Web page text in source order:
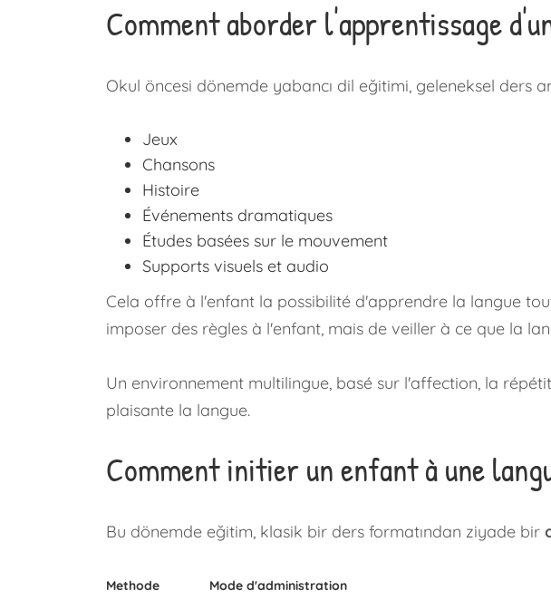
Comment aborder l'apprentissage
Okul öncesi dönemde yabancı dil eğitimi, geleneksel ders
Jeux
Chansons
Histoire
Événements dramatiques
Études basées sur le mouvement
Supports visuels et audio
Cela offre à l'enfant la possibilité d'apprendre la langue
imposer des règles à l'enfant, mais de veiller à ce que la
Un environnement multilingue, basé sur l'affection, la
plaisante la langue.
Comment initier un enfant à une
Bu dönemde eğitim, klasik bir ders formatından ziyade bir
Methode Mode d'administration